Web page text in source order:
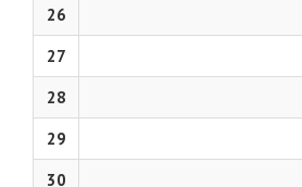
26
27
28
29
30